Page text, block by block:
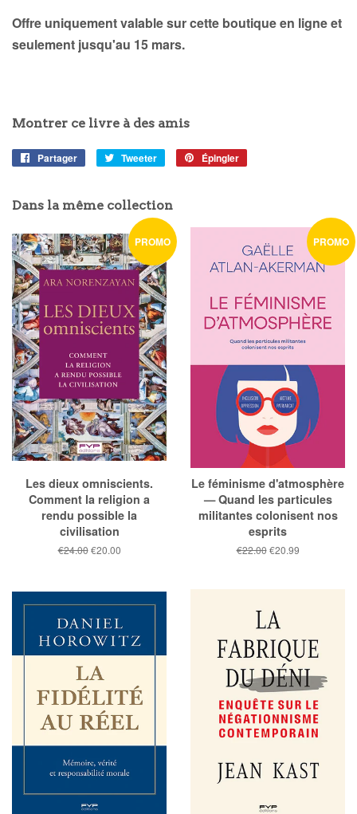
Offre uniquement valable sur cette boutique en ligne et
seulement jusqu'au 15 mars.
Montrer ce livre à des amis
Partager
PartagerTweeter
Tweeter
Épingler
Dans la même collection
PROMO
Les dieux omniscients.
Comment la religion a
rendu possible la
civilisation
Prix
€24.00 Prix
€20.00
PROMO
Le féminisme d'atmosphère
— Quand les particules
militantes colonisent nos
esprits
Prix
€22.00 Prix
€20.99